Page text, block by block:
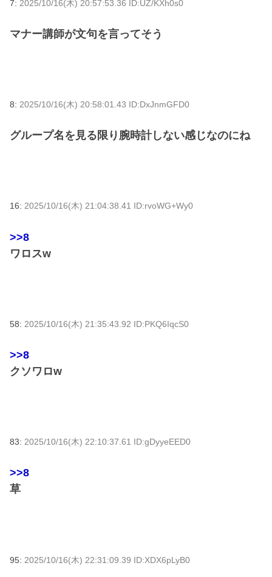
7: 2025/10/16(木) 20:57:53.36 ID:UZ/KXh0s0
マナー講師が文句を言ってそう
8: 2025/10/16(木) 20:58:01.43 ID:DxJnmGFD0
グループ名を見る限り腕時計しない感じなのにね
16: 2025/10/16(木) 21:04:38.41 ID:rvoWG+Wy0
>>8
ワロスw
58: 2025/10/16(木) 21:35:43.92 ID:PKQ6IqcS0
>>8
クソワロw
83: 2025/10/16(木) 22:10:37.61 ID:gDyyeEED0
>>8
草
95: 2025/10/16(木) 22:31:09.39 ID:XDX6pLyB0